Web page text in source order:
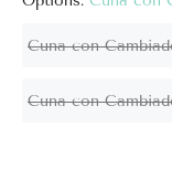
Cuna con
Cuna con